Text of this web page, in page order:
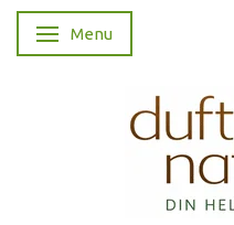
Skifte navigation
Menu